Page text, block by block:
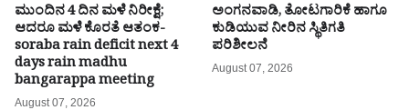
ಮುಂದಿನ 4 ದಿನ ಮಳೆ ನಿರೀಕ್ಷೆ;
ಆದರೂ ಮಳೆ ಕೊರತೆ ಆತಂಕ-
soraba rain deficit next 4
days rain madhu
bangarappa meeting
August 07, 2026
ಅಂಗನವಾಡಿ, ತೋಟಗಾರಿಕೆ ಹಾಗೂ
ಕುಡಿಯುವ ನೀರಿನ ಸ್ಥಿತಿಗತಿ
ಪರಿಶೀಲನೆ
August 07, 2026